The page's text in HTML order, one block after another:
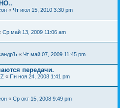
« Чт июл 15, 2010 3:30 pm
Ср май 13, 2009 11:06 am
« Чт май 07, 2009 11:45 pm
передачи.
« Пн ноя 24, 2008 1:41 pm
« Ср окт 15, 2008 9:49 pm